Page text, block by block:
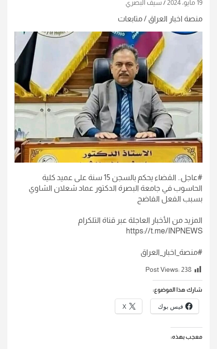
19 مايو، 2024 سيف البصري
منصة اخبار العراق / متابعات
#عاجل.. القضاء يحكم بالسجن 15 سنة على عميد كلية
الحاسوب في جامعة البصرة الدكتور عماد شعلان الشاوي
بسبب الفعل الفاضح
المزيد من الأخبار العاجلة عبر قناة التلكرام
https://t.me/INPNEWS
#منصة_اخبار_العراق
Post Views: 238
شارك هذا الموضوع:
فيس بوك X
معجب بهذه: